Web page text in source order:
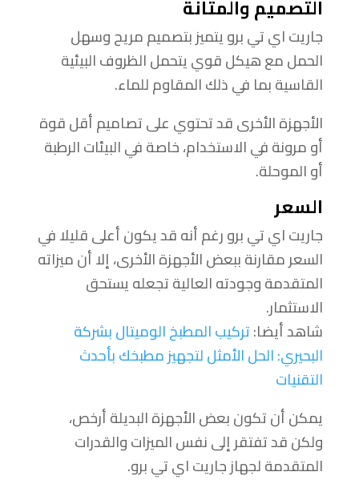
التصميم والمتانة
جاريت اي تي برو يتميز بتصميم مريح وسهل
الحمل مع هيكل قوي يتحمل الظروف البيئية
القاسية بما في ذلك المقاوم للماء.
الأجهزة الأخرى قد تحتوي على تصاميم أقل قوة
أو مرونة في الاستخدام، خاصة في البيئات الرطبة
أو الموحلة.
السعر
جاريت اي تي برو رغم أنه قد يكون أعلى قليلا في
السعر مقارنة ببعض الأجهزة الأخرى، إلا أن ميزاته
المتقدمة وجودته العالية تجعله يستحق
الاستثمار.
شاهد أيضا:تركيب المطبخ الوميتال بشركة
البحيري: الحل الأمثل لتجهيز مطبخك بأحدث
التقنيات
يمكن أن تكون بعض الأجهزة البديلة أرخص،
ولكن قد تفتقر إلى نفس الميزات والقدرات
المتقدمة لجهاز جاريت اي تي برو.